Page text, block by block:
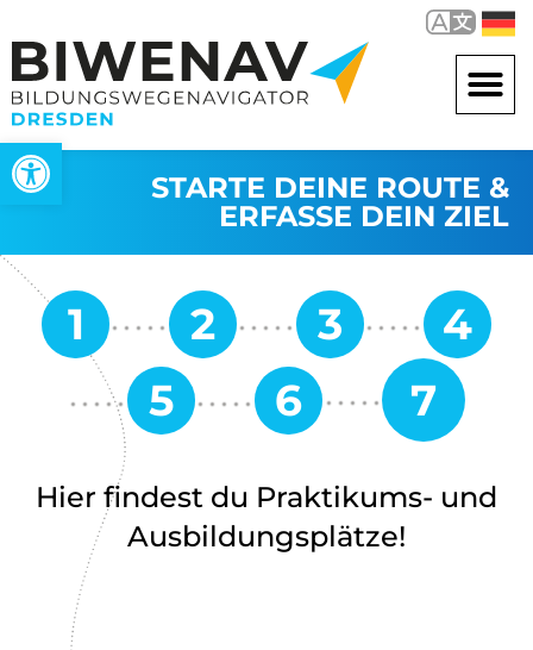
Werkzeugleiste öffnen
STARTE DEINE ROUTE &
ERFASSE DEIN ZIEL
Hier findest du Praktikums- und
Ausbildungsplätze!